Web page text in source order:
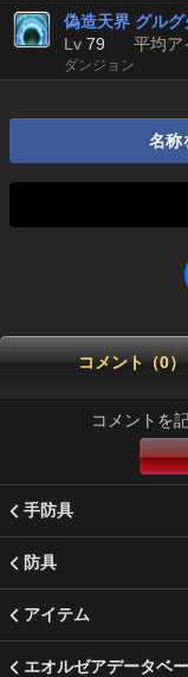
偽造天界 グルグ
Lv 79 平均ア
ダンジョン
名称
コメント（0）
コメントを
手防具
防具
アイテム
エオルゼアデータベ